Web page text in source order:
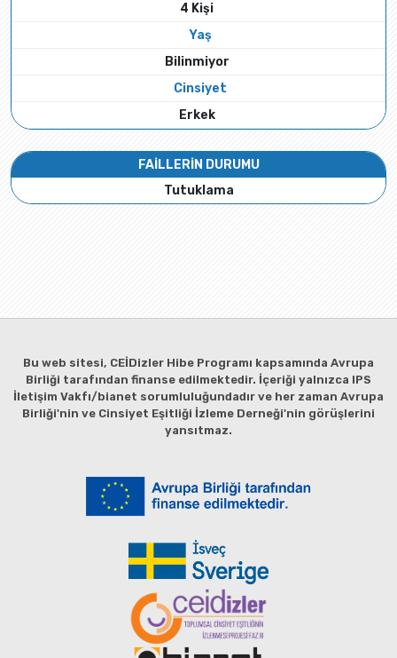
4 Kişi
Yaş
Bilinmiyor
Cinsiyet
Erkek
FAİLLERİN DURUMU
Tutuklama
Bu web sitesi, CEİDizler Hibe Programı kapsamında Avrupa
Birliği tarafından finanse edilmektedir. İçeriği yalnızca IPS
İletişim Vakfı/bianet sorumluluğundadır ve her zaman Avrupa
Birliği'nin ve Cinsiyet Eşitliği İzleme Derneği'nin görüşlerini
yansıtmaz.